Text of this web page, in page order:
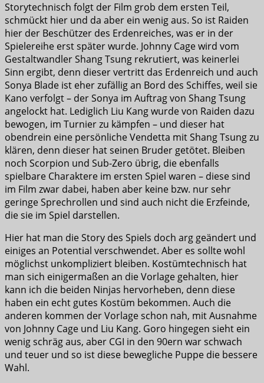
Storytechnisch folgt der Film grob dem ersten Teil,
schmückt hier und da aber ein wenig aus. So ist Raiden
hier der Beschützer des Erdenreiches, was er in der
Spielereihe erst später wurde. Johnny Cage wird vom
Gestaltwandler Shang Tsung rekrutiert, was keinerlei
Sinn ergibt, denn dieser vertritt das Erdenreich und auch
Sonya Blade ist eher zufällig an Bord des Schiffes, weil sie
Kano verfolgt – der Sonya im Auftrag von Shang Tsung
angelockt hat. Lediglich Liu Kang wurde von Raiden dazu
bewogen, im Turnier zu kämpfen – und dieser hat
obendrein eine persönliche Vendetta mit Shang Tsung zu
klären, denn dieser hat seinen Bruder getötet. Bleiben
noch Scorpion und Sub-Zero übrig, die ebenfalls
spielbare Charaktere im ersten Spiel waren – diese sind
im Film zwar dabei, haben aber keine bzw. nur sehr
geringe Sprechrollen und sind auch nicht die Erzfeinde,
die sie im Spiel darstellen.
Hier hat man die Story des Spiels doch arg geändert und
einiges an Potential verschwendet. Aber es sollte wohl
möglichst unkompliziert bleiben. Kostümtechnisch hat
man sich einigermaßen an die Vorlage gehalten, hier
kann ich die beiden Ninjas hervorheben, denn diese
haben ein echt gutes Kostüm bekommen. Auch die
anderen kommen der Vorlage schon nah, mit Ausnahme
von Johnny Cage und Liu Kang. Goro hingegen sieht ein
wenig schräg aus, aber CGI in den 90ern war schwach
und teuer und so ist diese bewegliche Puppe die bessere
Wahl.